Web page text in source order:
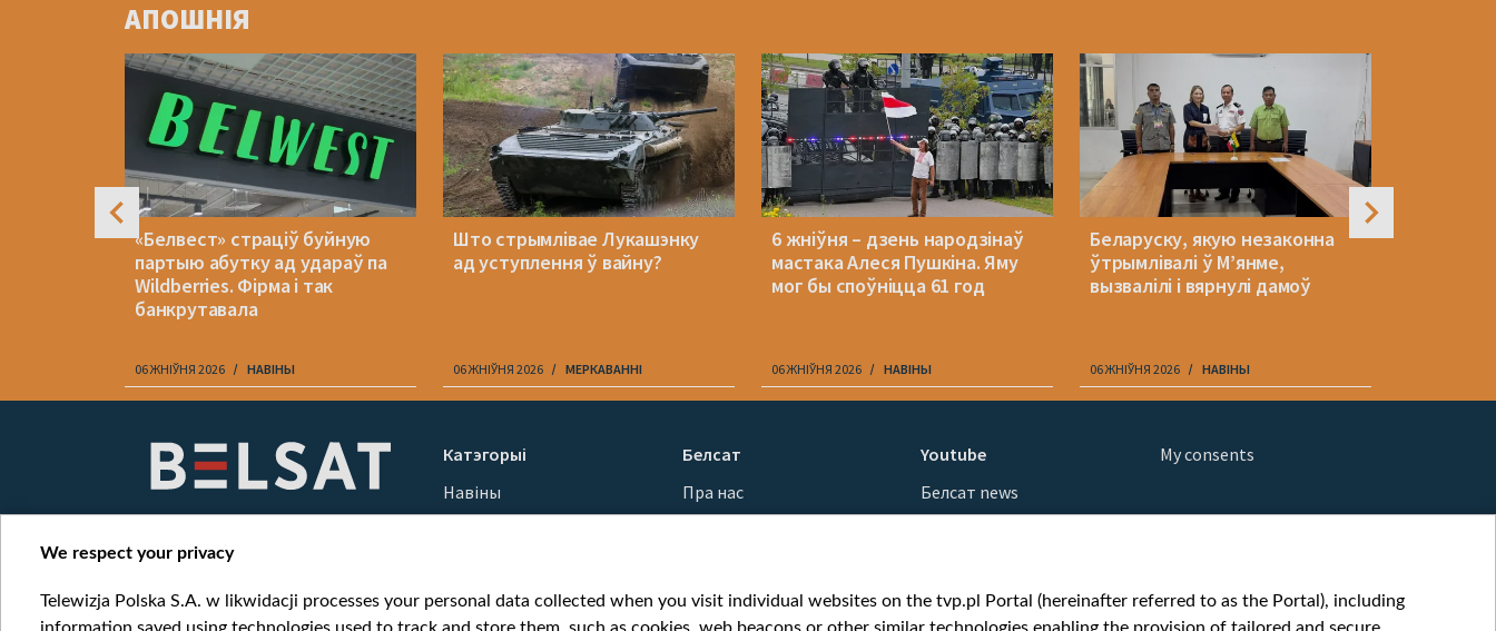
ofАПОШНІЯ
«Белвест» страціў буйную
партыю абутку ад удараў па
Wildberries. Фірма і так
банкрутавала
06 ЖНІЎНЯ 2026 НАВІНЫ
Што стрымлівае Лукашэнку
ад уступлення ў вайну?
06 ЖНІЎНЯ 2026 МЕРКАВАННI
6 жніўня – дзень народзінаў
мастака Алеся Пушкіна. Яму
мог бы споўніцца 61 год
06 ЖНІЎНЯ 2026 НАВІНЫ
Беларуску, якую незаконна
ўтрымлівалі ў М’янме,
вызвалілі і вярнулі дамоў
06 ЖНІЎНЯ 2026 НАВІНЫ
Катэгорыі
Навіны
Вайна
Белсат
Пра нас
Кантакты
Як нас глядзець
Youtube
Белсат news
Белсат Shorts
Belsat English
My consents
We respect your privacy
Telewizja Polska S.A. w likwidacji processes your personal data collected when you visit individual websites on the tvp.pl Portal (hereinafter referred to as the Portal), including